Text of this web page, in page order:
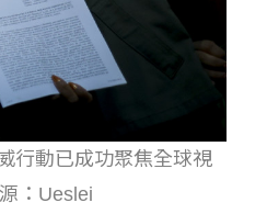
行動已成功聚焦全球視
：Ueslei